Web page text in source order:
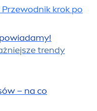
krok po
trendy
– na co